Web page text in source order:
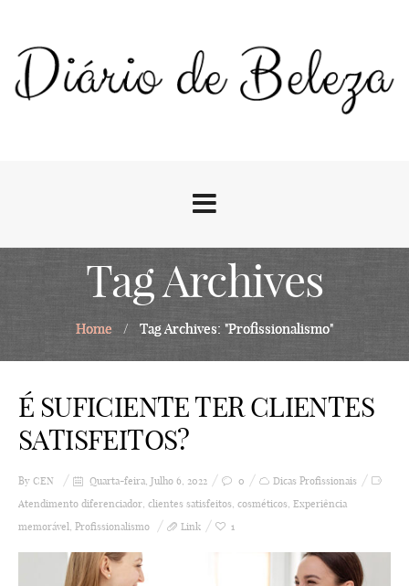
Tag Archives
Home / Tag Archives: "Profissionalismo"
É SUFICIENTE TER CLIENTES
SATISFEITOS?
By CEN Quarta-feira, Julho 6, 2022 0
Dicas Profissionais
Atendimento diferenciador, clientes satisfeitos, cosméticos, Experiência
memorável, Profissionalismo Link 1